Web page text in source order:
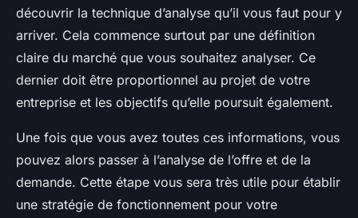
découvrir la technique d’analyse qu’il vous faut pour y
arriver. Cela commence surtout par une définition
claire du marché que vous souhaitez analyser. Ce
dernier doit être proportionnel au projet de votre
entreprise et les objectifs qu’elle poursuit également.
Une fois que vous avez toutes ces informations, vous
pouvez alors passer à l’analyse de l’offre et de la
demande. Cette étape vous sera très utile pour établir
une stratégie de fonctionnement pour votre